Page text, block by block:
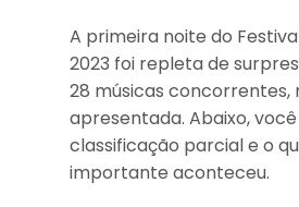
A primeira noite do
2023 foi repleta de
28 músicas concorrentes,
apresentada. Abaixo,
classificação parcial e o
importante aconteceu.